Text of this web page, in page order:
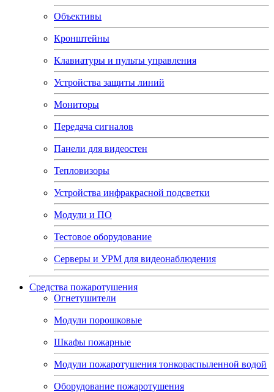
Объективы
Кронштейны
Клавиатуры и пульты управления
Устройства защиты линий
Мониторы
Передача сигналов
Панели для видеостен
Тепловизоры
Устройства инфракрасной подсветки
Модули и ПО
Тестовое оборудование
Серверы и УРМ для видеонаблюдения
Средства пожаротушения
Огнетушители
Модули порошковые
Шкафы пожарные
Модули пожаротушения тонкораспыленной водой
Оборудование пожаротушения